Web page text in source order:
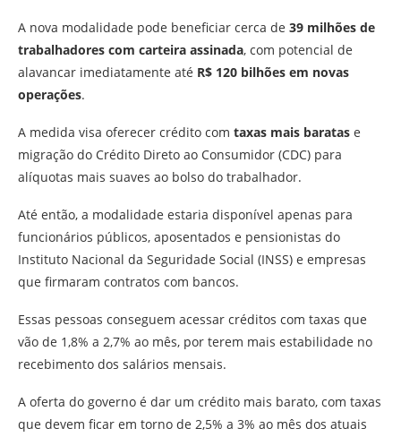
A nova modalidade pode beneficiar cerca de 39 milhões de
trabalhadores com carteira assinada, com potencial de
alavancar imediatamente até R$ 120 bilhões em novas
operações.
A medida visa oferecer crédito com taxas mais baratas e
migração do Crédito Direto ao Consumidor (CDC) para
alíquotas mais suaves ao bolso do trabalhador.
Até então, a modalidade estaria disponível apenas para
funcionários públicos, aposentados e pensionistas do
Instituto Nacional da Seguridade Social (INSS) e empresas
que firmaram contratos com bancos.
Essas pessoas conseguem acessar créditos com taxas que
vão de 1,8% a 2,7% ao mês, por terem mais estabilidade no
recebimento dos salários mensais.
A oferta do governo é dar um crédito mais barato, com taxas
que devem ficar em torno de 2,5% a 3% ao mês dos atuais